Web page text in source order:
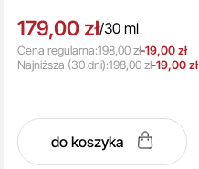
179,00 zł/30 ml
Cena regularna:198,00 zł-19,00 zł
Najniższa (30 dni):198,00 zł-19,00 zł
do koszyka